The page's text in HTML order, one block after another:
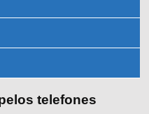
telefones